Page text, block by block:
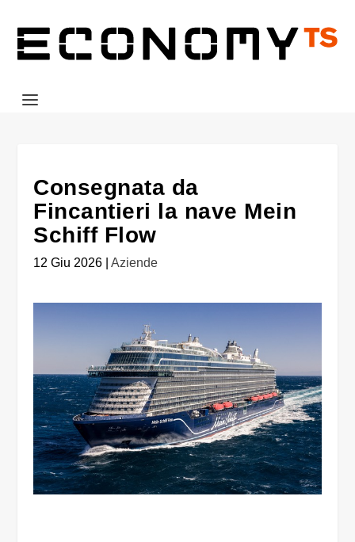
Consegnata da
Fincantieri la nave Mein
Schiff Flow
12 Giu 2026 |Aziende